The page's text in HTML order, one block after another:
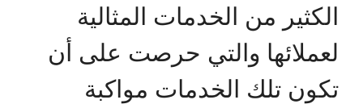
الكثير من الخدمات المثالية
لعملائها والتي حرصت على أن
تكون تلك الخدمات مواكبة